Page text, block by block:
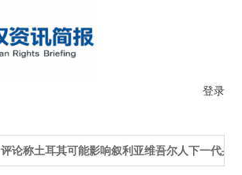
登录
评论称土耳其可能影响叙利亚维吾尔人下一代身份